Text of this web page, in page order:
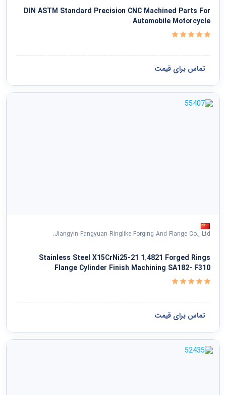
خدمات سیاسی و اجتماعی
سازمانها و کلوپها
مشاهده همه ›
DIN ASTM Standard Precision CNC Machined Parts For
Automobile Motorcycle
تماس برای قیمت
Jiangyin Fangyuan Ringlike Forging And Flange Co., Ltd.
Stainless Steel X15CrNi25-21 1.4821 Forged Rings
Flange Cylinder Finish Machining SA182- F310
تماس برای قیمت